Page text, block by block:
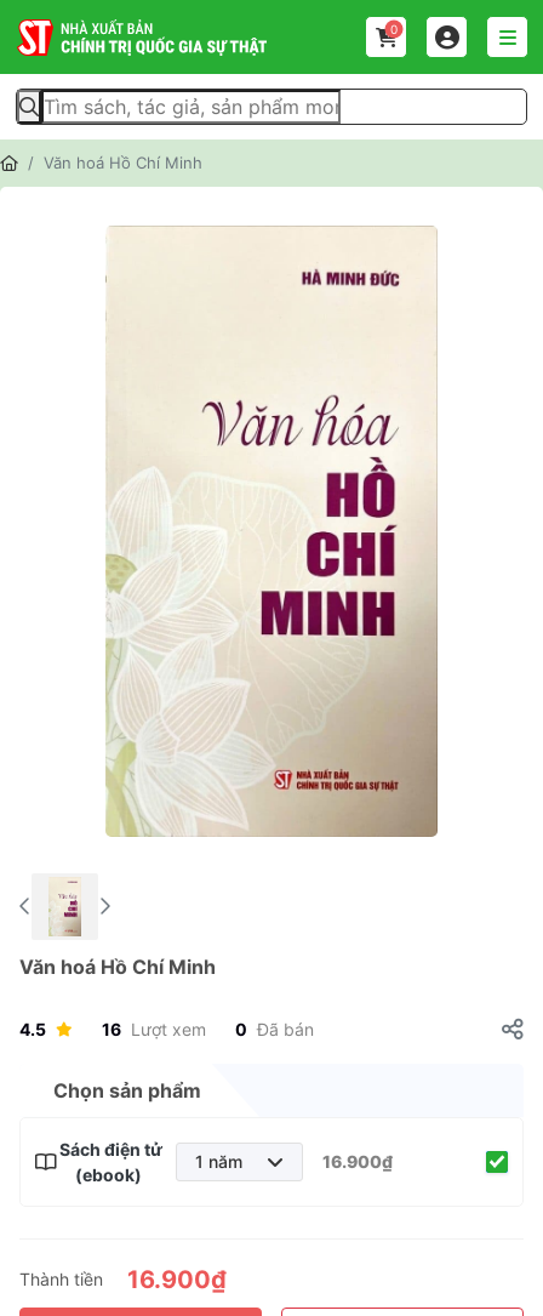
0
Văn hoá Hồ Chí Minh
Văn hoá Hồ Chí Minh
4.5 16 Lượt xem 0 Đã bán
Chọn sản phẩm
Sách điện tử
(ebook)
1 năm
3 năm
16.900₫
Thành tiền 16.900₫